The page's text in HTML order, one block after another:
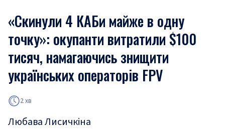
«Скинули 4 КАБи майже в одну
точку»: окупанти витратили $100
тисяч, намагаючись знищити
українських операторів FPV
2 хв
Любава Лисичкіна